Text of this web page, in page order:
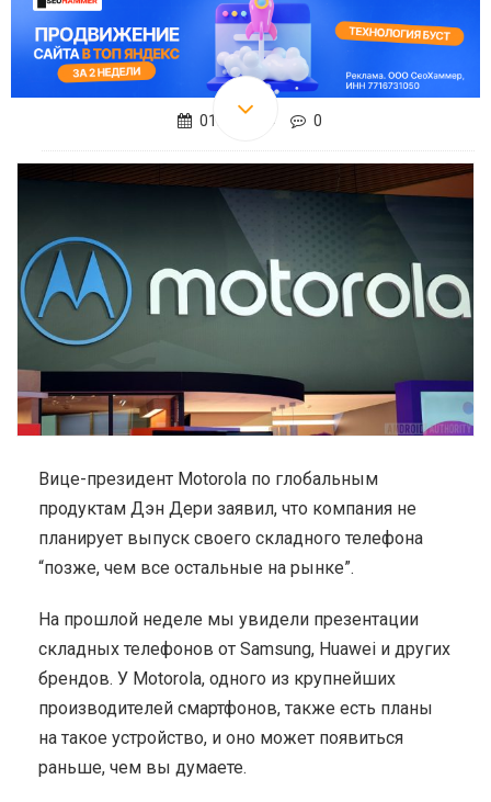
01.03.2019 0
Вице-президент Motorola по глобальным
продуктам Дэн Дери заявил, что компания не
планирует выпуск своего складного телефона
“позже, чем все остальные на рынке”.
На прошлой неделе мы увидели презентации
складных телефонов от Samsung, Huawei и других
брендов. У Motorola, одного из крупнейших
производителей смартфонов, также есть планы
на такое устройство, и оно может появиться
раньше, чем вы думаете.